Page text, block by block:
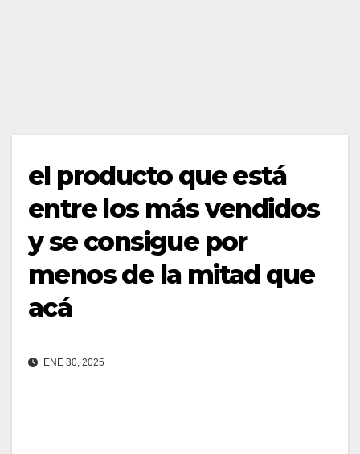
el producto que está
entre los más vendidos
y se consigue por
menos de la mitad que
acá
ENE 30, 2025